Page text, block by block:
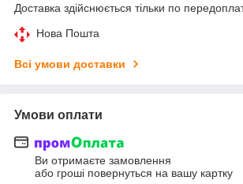
Доставка здійснюється тільки по
Нова Пошта
Всі умови доставки
Умови оплати
Ви отримаєте замовлення
або гроші повернуться на вашу картку